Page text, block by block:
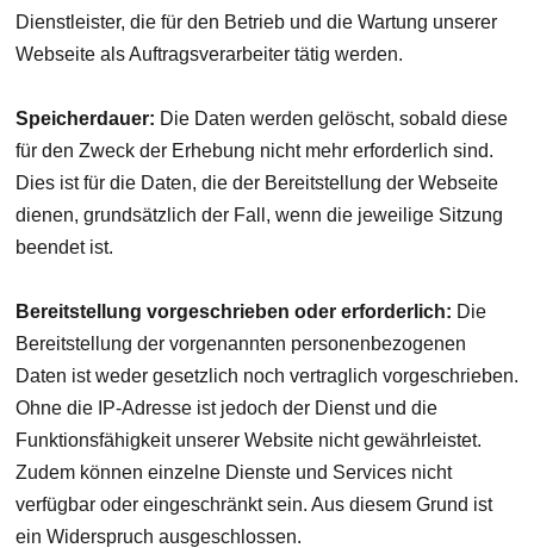
Dienstleister, die für den Betrieb und die Wartung unserer
Webseite als Auftragsverarbeiter tätig werden.
Speicherdauer: Die Daten werden gelöscht, sobald diese
für den Zweck der Erhebung nicht mehr erforderlich sind.
Dies ist für die Daten, die der Bereitstellung der Webseite
dienen, grundsätzlich der Fall, wenn die jeweilige Sitzung
beendet ist.
Bereitstellung vorgeschrieben oder erforderlich: Die
Bereitstellung der vorgenannten personenbezogenen
Daten ist weder gesetzlich noch vertraglich vorgeschrieben.
Ohne die IP-Adresse ist jedoch der Dienst und die
Funktionsfähigkeit unserer Website nicht gewährleistet.
Zudem können einzelne Dienste und Services nicht
verfügbar oder eingeschränkt sein. Aus diesem Grund ist
ein Widerspruch ausgeschlossen.